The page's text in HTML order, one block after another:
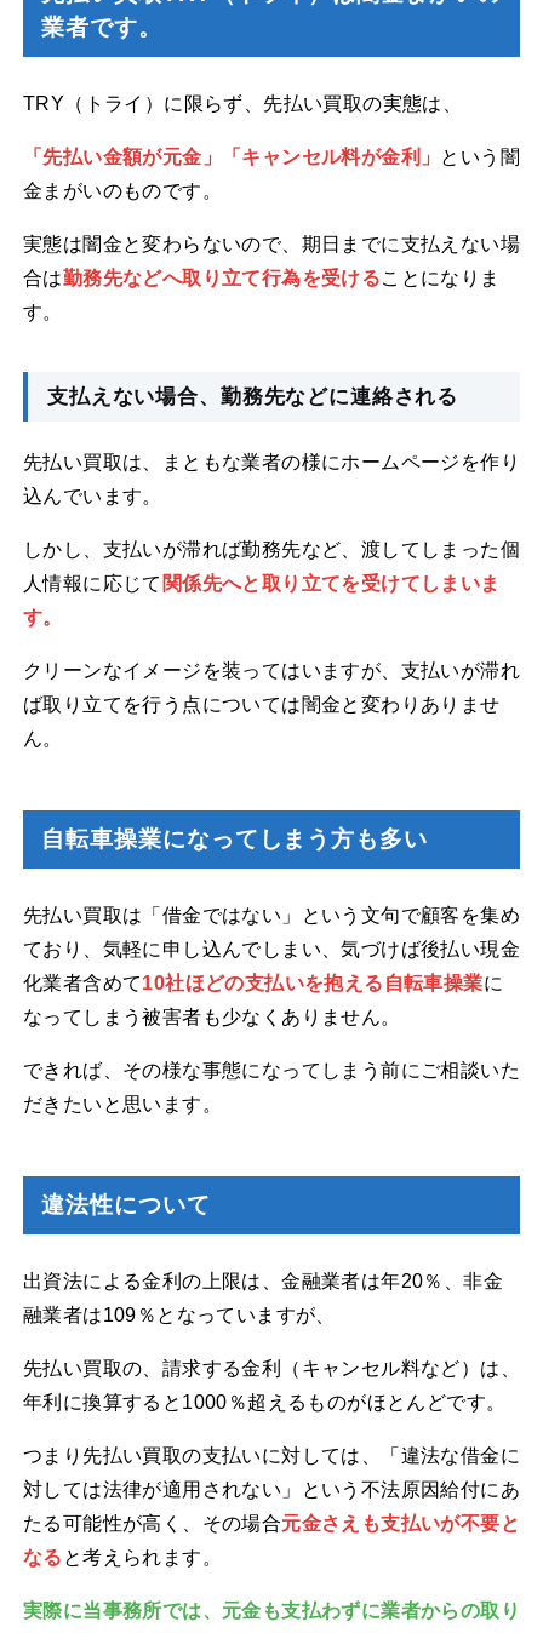
業者です。
TRY（トライ）に限らず、先払い買取の実態は、
「先払い金額が元金」「キャンセル料が金利」 という闇
金まがいのものです。
実態は闇金と変わらないので、期日までに支払えない場
合は勤務先などへ取り立て行為を受けることになりま
す。
支払えない場合、勤務先などに連絡される
先払い買取は、まともな業者の様にホームページを作り
込んでいます。
しかし、支払いが滞れば勤務先など、渡してしまった個
人情報に応じて 関係先へと取り立てを受けてしまいま
す。
クリーンなイメージを装ってはいますが、支払いが滞れ
ば取り立てを行う点については闇金と変わりありませ
ん。
自転車操業になってしまう方も多い
先払い買取は「借金ではない」という文句で顧客を集め
ており、気軽に申し込んでしまい、気づけば後払い現金
化業者含めて10社ほどの支払いを抱える自転車操業に
なってしまう被害者も少なくありません。
できれば、その様な事態になってしまう前にご相談いた
だきたいと思います。
違法性について
出資法による金利の上限は、金融業者は年20％、非金
融業者は109％となっていますが、
先払い買取の、請求する金利（キャンセル料など）は、
年利に換算すると1000％超えるものがほとんどです。
つまり先払い買取の支払いに対しては、「違法な借金に
対しては法律が適用されない」という不法原因給付にあ
たる可能性が高く、その場合元金さえも支払いが不要と
なる と考えられます。
実際に当事務所では、元金も支払わずに業者からの取り